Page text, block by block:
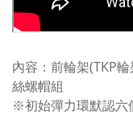
內容：前輪架(TKP
絲螺帽組
※初始彈力環默認六